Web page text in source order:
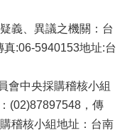
義、異議之機關：台
:06-5940153地址:台
會中央採購稽核小組
(02)87897548，傳
稽核小組地址：台南